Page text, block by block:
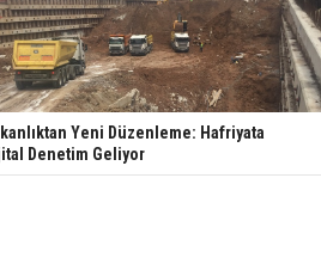
Yeni Düzenleme: Hafriyata
Denetim Geliyor